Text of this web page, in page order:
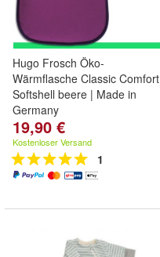
Hugo Frosch Öko-
Wärmflasche Classic Comfort
Softshell beere | Made in
Germany
19,90 €
Kostenloser Versand
1